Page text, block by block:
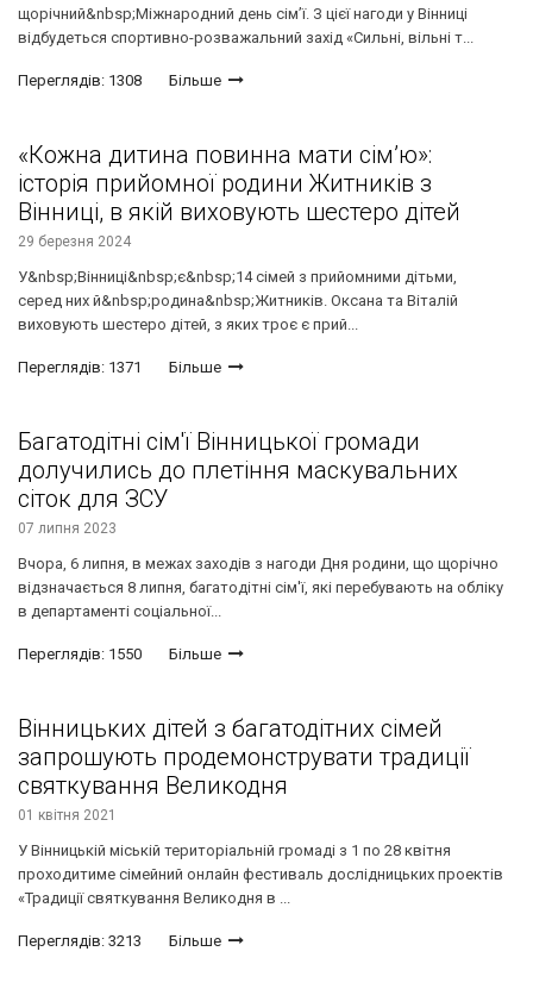
щорічний&nbsp;Міжнародний день сім’ї. З цієї нагоди у Вінниці
відбудеться спортивно-розважальний захід «Сильні, вільні т...
Переглядів: 1308 Більше
«Кожна дитина повинна мати сім’ю»:
історія прийомної родини Житників з
Вінниці, в якій виховують шестеро дітей
29 березня 2024
У&nbsp;Вінниці&nbsp;є&nbsp;14 сімей з прийомними дітьми,
серед них й&nbsp;родина&nbsp;Житників. Оксана та Віталій
виховують шестеро дітей, з яких троє є прий...
Переглядів: 1371 Більше
Багатодітні сім'ї Вінницької громади
долучились до плетіння маскувальних
сіток для ЗСУ
07 липня 2023
Вчора, 6 липня, в межах заходів з нагоди Дня родини, що щорічно
відзначається 8 липня, багатодітні сім'ї, які перебувають на обліку
в департаменті соціальної...
Переглядів: 1550 Більше
Вінницьких дітей з багатодітних сімей
запрошують продемонструвати традиції
святкування Великодня
01 квітня 2021
У Вінницькій міській територіальній громаді з 1 по 28 квітня
проходитиме сімейний онлайн фестиваль дослідницьких проектів
«Традиції святкування Великодня в ...
Переглядів: 3213 Більше